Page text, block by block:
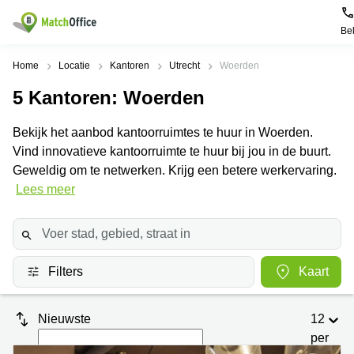
Bel
Huren / Verhuren
Productpagina's
Kantoorruimten
Business
Centers
Coworking
Vergaderruimten
Virtueel
Kantoor
Populaire
Alkmaar
Amsterdam
Oost
Amsterdam
Westpoort
Bergen
op
Zoom
Amersfoort
Breda
Populaire
Kantoorruimte
in Breda
Kantoor
Bergen
op
Zoom
Kantoor
huren
Kantoor
huren
Help
Over ons
Voeg je kantoorruimte toe
Huurprijs
Log in
Home Locatie Kantoren Utrecht Woerden
5 Kantoren: Woerden
Bekijk het aanbod kantoorruimtes te huur in Woerden.
Vind innovatieve kantoorruimte te huur bij jou in de buurt.
Geweldig om te netwerken. Krijg een betere werkervaring.
Lees meer
Filters Kaart
Nieuwste
12
per